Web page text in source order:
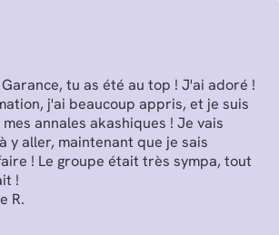
tu as été au top ! J'ai adoré !
j'ai beaucoup appris, et je suis
annales akashiques ! Je vais
y aller, maintenant que je sais
! Le groupe était très sympa, tout
!
R.